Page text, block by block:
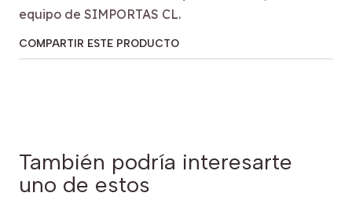
equipo de SIMPORTAS CL.
COMPARTIR ESTE PRODUCTO
También podría interesarte
uno de estos